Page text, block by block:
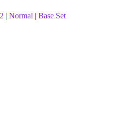
| Normal | Base Set